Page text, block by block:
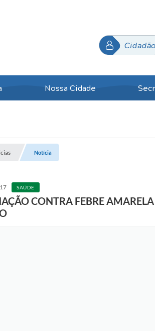
Cidadão
Nossa Cidade
Notícia
SAÚDE
CONTRA FEBRE